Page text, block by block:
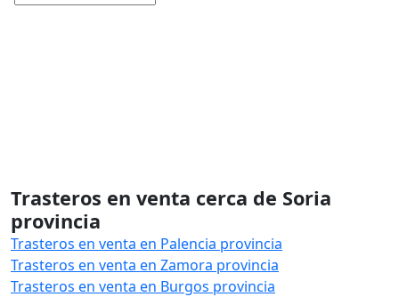
Trasteros en venta cerca de Soria
provincia
Trasteros en venta en Palencia provincia
Trasteros en venta en Zamora provincia
Trasteros en venta en Burgos provincia